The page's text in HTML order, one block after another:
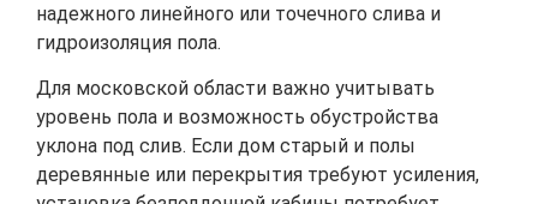
надежного линейного или точечного слива и
гидроизоляция пола.
Для московской области важно учитывать
уровень пола и возможность обустройства
уклона под слив. Если дом старый и полы
деревянные или перекрытия требуют усиления,